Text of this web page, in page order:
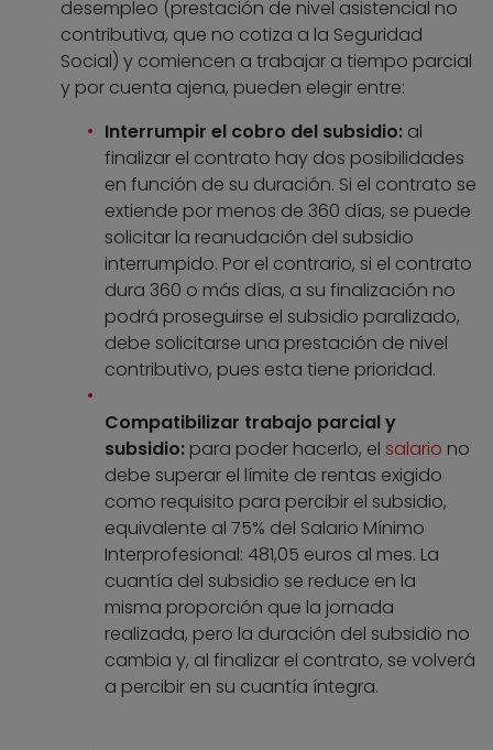
desempleo (prestación de nivel asistencial no
contributiva, que no cotiza a la Seguridad
Social) y comiencen a trabajar a tiempo parcial
y por cuenta ajena, pueden elegir entre:
Interrumpir el cobro del subsidio: al
finalizar el contrato hay dos posibilidades
en función de su duración. Si el contrato se
extiende por menos de 360 días, se puede
solicitar la reanudación del subsidio
interrumpido. Por el contrario, si el contrato
dura 360 o más días, a su finalización no
podrá proseguirse el subsidio paralizado,
debe solicitarse una prestación de nivel
contributivo, pues esta tiene prioridad.
Compatibilizar trabajo parcial y
subsidio: para poder hacerlo, el salario no
debe superar el límite de rentas exigido
como requisito para percibir el subsidio,
equivalente al 75% del Salario Mínimo
Interprofesional: 481,05 euros al mes. La
cuantía del subsidio se reduce en la
misma proporción que la jornada
realizada, pero la duración del subsidio no
cambia y, al finalizar el contrato, se volverá
a percibir en su cuantía íntegra.